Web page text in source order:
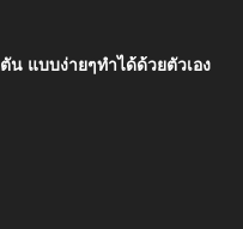
น แบบง่ายๆทำได้ด้วยตัวเอง